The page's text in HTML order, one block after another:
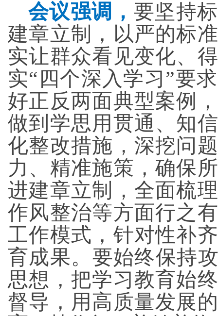
会议强调， 要坚持
建章立制，以严的标
实让群众看见变化、
实“四个深入学习”要
好正反两面典型案例
做到学思用贯通、知
化整改措施，深挖问
力、精准施策，确保
进建章立制，全面梳
作风整治等方面行之
工作模式，针对性补
育成果。要始终保持
思想，把学习教育始
督导，用高质量发展